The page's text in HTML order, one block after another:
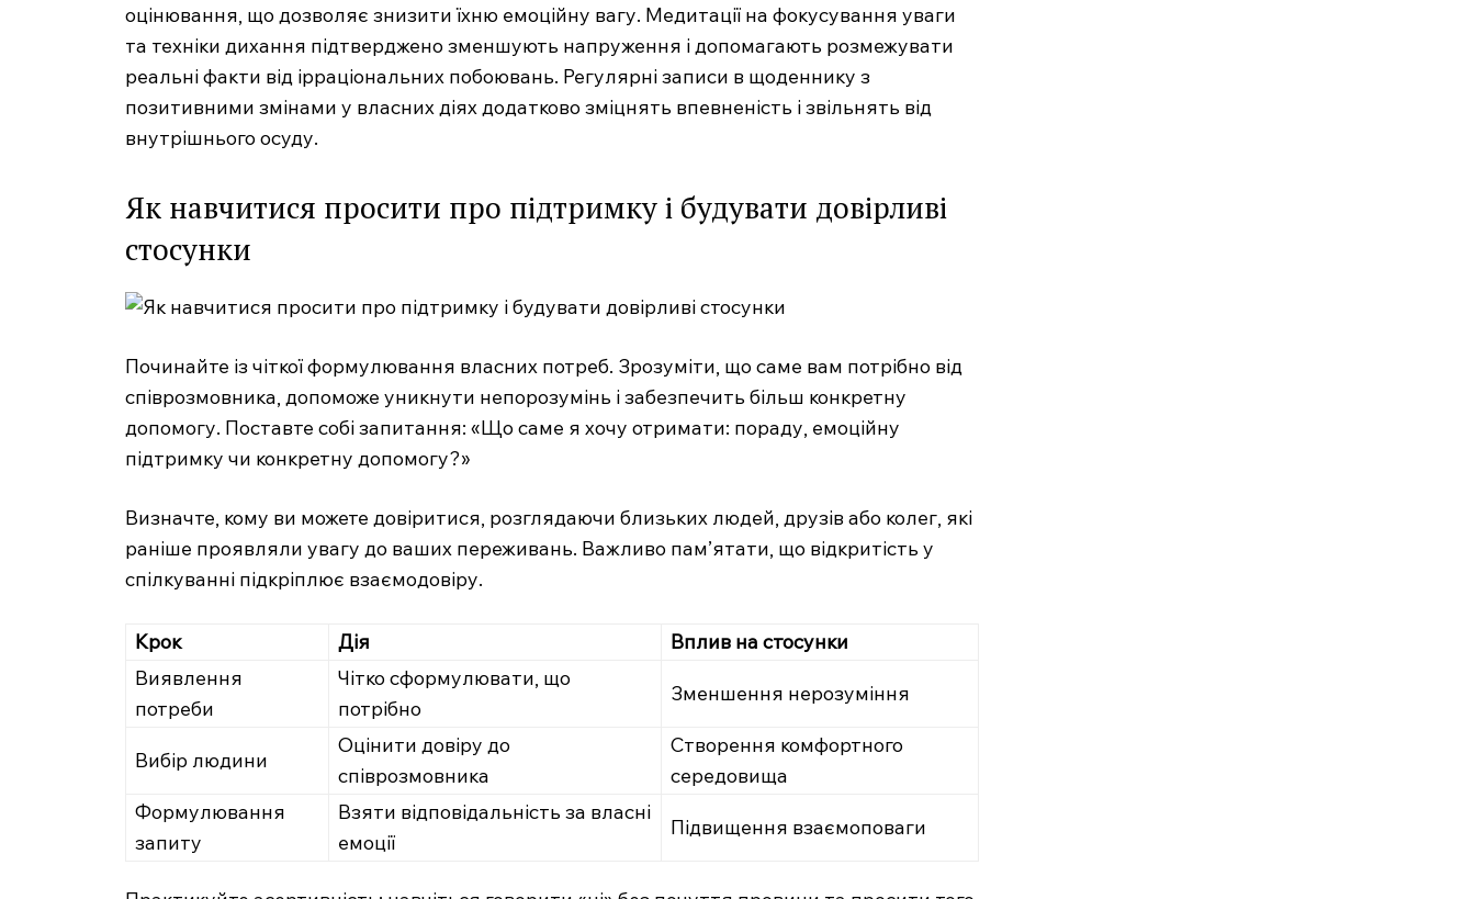
оцінювання, що дозволяє знизити їхню емоційну вагу. Медитації на фокусування уваги
та техніки дихання підтверджено зменшують напруження і допомагають розмежувати
реальні факти від ірраціональних побоювань. Регулярні записи в щоденнику з
позитивними змінами у власних діях додатково зміцнять впевненість і звільнять від
внутрішнього осуду.
Як навчитися просити про підтримку і будувати довірливі
стосунки
Починайте із чіткої формулювання власних потреб. Зрозуміти, що саме вам потрібно від
співрозмовника, допоможе уникнути непорозумінь і забезпечить більш конкретну
допомогу. Поставте собі запитання: «Що саме я хочу отримати: пораду, емоційну
підтримку чи конкретну допомогу?»
Визначте, кому ви можете довіритися, розглядаючи близьких людей, друзів або колег, які
раніше проявляли увагу до ваших переживань. Важливо пам’ятати, що відкритість у
спілкуванні підкріплює взаємодовіру.
Крок Дія
Вплив на стосунки
Виявлення
потреби
Чітко сформулювати, що
потрібно
Зменшення нерозуміння
Вибір людини
Оцінити довіру до
співрозмовника
Створення комфортного
середовища
Формулювання
запиту
Взяти відповідальність за власні
емоції
Підвищення взаємоповаги